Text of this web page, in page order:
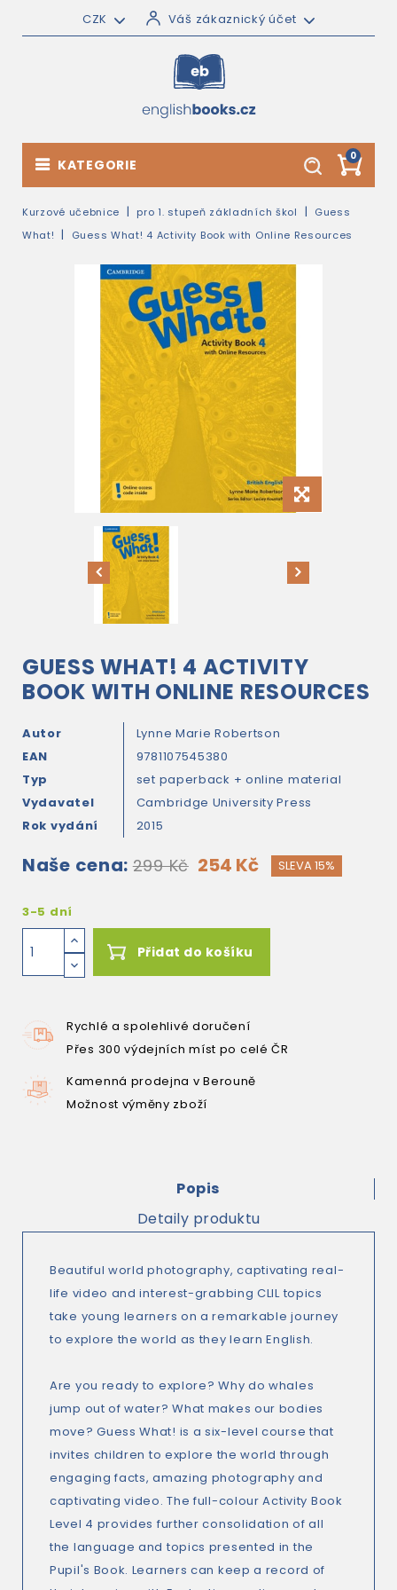
CZK Váš zákaznický účet
0
KATEGORIE
Kurzové učebnice pro 1. stupeň základních škol
Guess
What!
Guess What! 4 Activity Book with Online Resources
GUESS WHAT! 4 ACTIVITY
BOOK WITH ONLINE RESOURCES
Autor
Lynne Marie Robertson
EAN
9781107545380
Typ
set paperback + online material
Vydavatel
Cambridge University Press
Rok vydání
2015
Naše cena: 299 Kč 254 Kč SLEVA 15%
3-5 dní
Přidat do košíku
Rychlé a spolehlivé doručení
Přes 300 výdejních míst po celé ČR
Kamenná prodejna v Berouně
Možnost výměny zboží
Popis
Detaily produktu
Beautiful world photography, captivating real-
life video and interest-grabbing CLIL topics
take young learners on a remarkable journey
to explore the world as they learn English.
Are you ready to explore? Why do whales
jump out of water? What makes our bodies
move? Guess What! is a six-level course that
invites children to explore the world through
engaging facts, amazing photography and
captivating video. The full-colour Activity Book
Level 4 provides further consolidation of all
the language and topics presented in the
Pupil's Book. Learners can keep a record of